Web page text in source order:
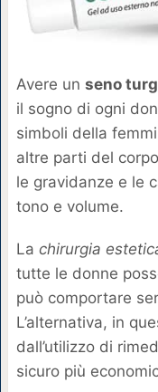
Avere un seno
il sogno di ogni
simboli della
altre parti del
le gravidanze e le
tono e volume.
La chirurgia
tutte le donne
può comportare
L’alternativa, in
dall’utilizzo di
sicuro più